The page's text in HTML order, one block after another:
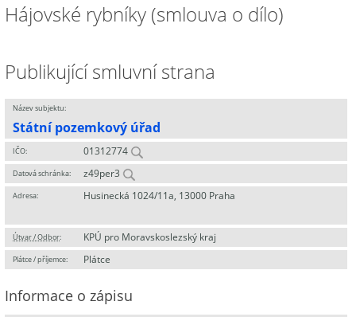
Hájovské rybníky (smlouva o dílo)
Publikující smluvní strana
Název subjektu:
Státní pozemkový úřad
IČO: 01312774
Datová schránka: z49per3
Adresa: Husinecká 1024/11a, 13000 Praha
Útvar / Odbor: KPÚ pro Moravskoslezský kraj
Plátce / příjemce: Plátce
Informace o zápisu